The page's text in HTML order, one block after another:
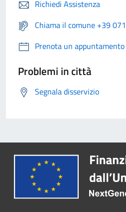
Richiedi Assistenza
Chiama il comune +39
Prenota un appuntamento
Problemi in città
Segnala disservizio